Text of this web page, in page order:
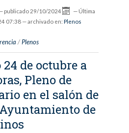
publicado 29/10/2024 — Última
07:38 — archivado en: Plenos
/Plenos
de octubre a
Pleno de
en el salón de
de